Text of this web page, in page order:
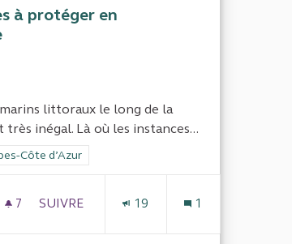
à protéger en
littoraux le long de la
inégal. Là où les instances...
la catégorie : CRC Provence-Alpes-Côte d’Azur
Côte d’Azur
7 7 ABONNÉS
SUIVRE
19 1